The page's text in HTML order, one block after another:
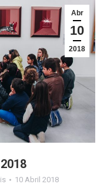
Abr
10
2018
10 Abril 2018